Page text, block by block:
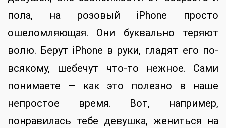
пола, на розовый iPhone просто
ошеломляющая. Они буквально теряют
волю. Берут iPhone в руки, гладят его по-
всякому, шебечут что-то нежное. Сами
понимаете — как это полезно в наше
непростое время. Вот, например,
понравилась тебе девушка, жениться на